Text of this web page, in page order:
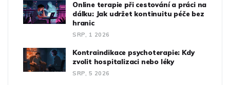
Online terapie při cestování a práci na
dálku: Jak udržet kontinuitu péče bez
hranic
SRP, 1 2026
Kontraindikace psychoterapie: Kdy
zvolit hospitalizaci nebo léky
SRP, 5 2026